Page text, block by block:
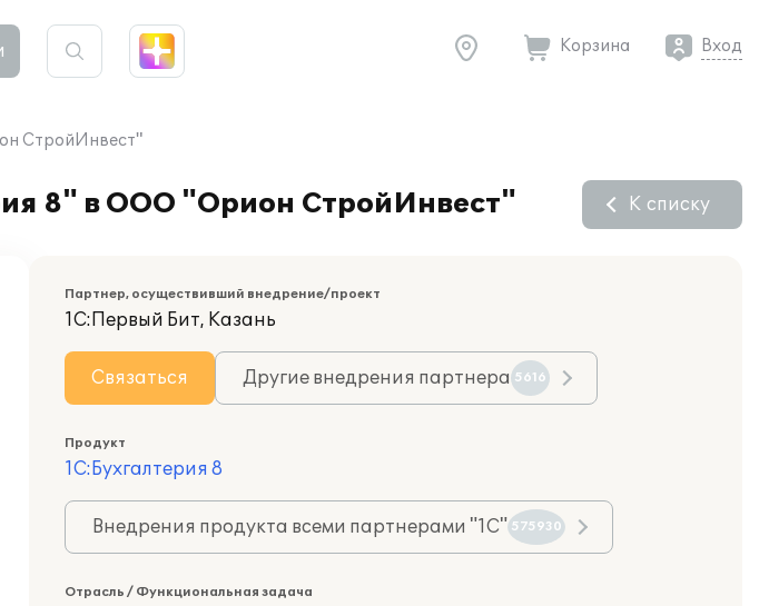
Корзина Вход
СтройИнвест"
8" в ООО "Орион СтройИнвест" К списку
Партнер, осуществивший внедрение/проект
1С:Первый Бит, Казань
Связаться Другие внедрения партнера 5616
Продукт
1С:Бухгалтерия 8
Внедрения продукта всеми партнерами "1С" 575930
Отрасль / Функциональная задача